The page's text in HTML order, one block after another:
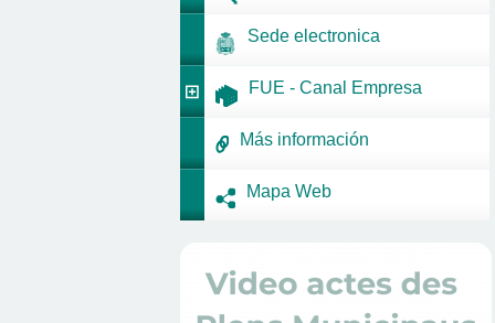
Sede electronica
FUE - Canal Empresa
Más información
Mapa Web